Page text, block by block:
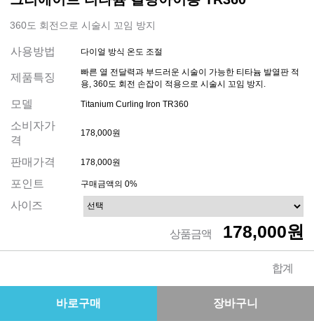
360도 회전으로 시술시 꼬임 방지
사용방법 다이얼 방식 온도 조절
제품특징
빠른 열 전달력과 부드러운 시술이 가능한 티타늄 발열판 적
용, 360도 회전 손잡이 적용으로 시술시 꼬임 방지.
모델 Titanium Curling Iron TR360
소비자가
격
178,000원
판매가격 178,000원
포인트 구매금액의 0%
사이즈
상품금액 178,000원
합계